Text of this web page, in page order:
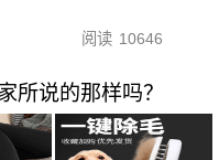
阅读 10646
所说的那样吗？